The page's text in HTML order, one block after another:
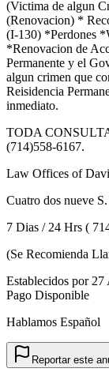
(Victima de algun
(Renovacion) *
(I-130) *Perdones
*Renovacion de
Permanente y el
algun crimen que
Reisidencia
inmediato.
TODA
(714)558-6167.
Law Offices of
Cuatro dos nueve
7 Dias / 24 Hrs (
(Se Recomienda
Establecidos por
Pago Disponible
Hablamos Español
Reportar este